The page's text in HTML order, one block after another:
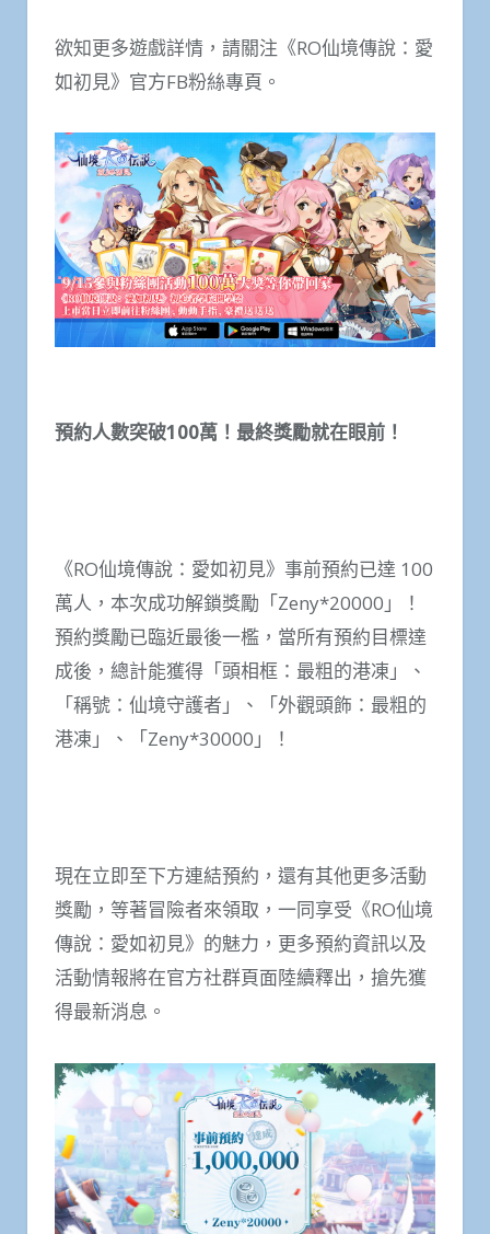
欲知更多遊戲詳情，請關注《RO仙境傳說：愛
如初見》官方FB粉絲專頁。
預約人數突破100萬！最終獎勵就在眼前！
《RO仙境傳說：愛如初見》事前預約已達 100
萬人，本次成功解鎖獎勵「Zeny*20000」！
預約獎勵已臨近最後一檻，當所有預約目標達
成後，總計能獲得「頭相框：最粗的港凍」、
「稱號：仙境守護者」、「外觀頭飾：最粗的
港凍」、「Zeny*30000」！
現在立即至下方連結預約，還有其他更多活動
獎勵，等著冒險者來領取，一同享受《RO仙境
傳說：愛如初見》的魅力，更多預約資訊以及
活動情報將在官方社群頁面陸續釋出，搶先獲
得最新消息。